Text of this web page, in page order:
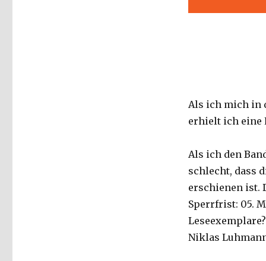
Als ich mich in
erhielt ich eine
Als ich den
schlecht, dass
erschienen ist.
Sperrfrist: 05.
Niklas